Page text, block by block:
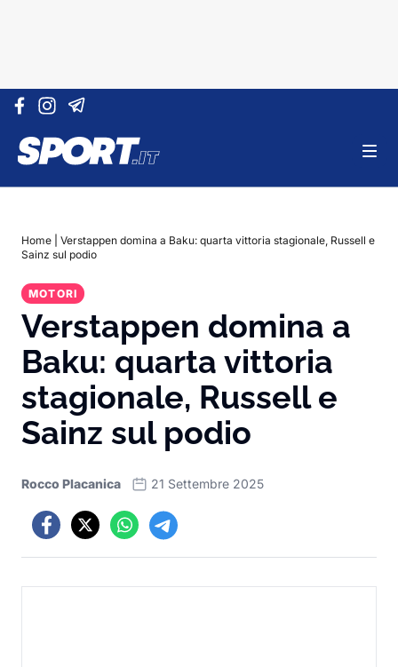
Vai al contenuto
Home
Verstappen domina a Baku: quarta vittoria stagionale, Russell e
Sainz sul podio
MOTORI
Verstappen domina a
Baku: quarta vittoria
stagionale, Russell e
Sainz sul podio
Rocco Placanica 21 Settembre 2025